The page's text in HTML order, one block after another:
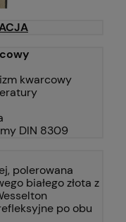
kwarcowy
DIN 8309
polerowana
białego złota z
po obu